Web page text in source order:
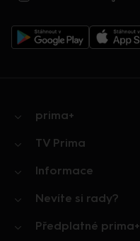
prima+
TV Prima
Informace
Nevíte si rady?
Předplatné prima+